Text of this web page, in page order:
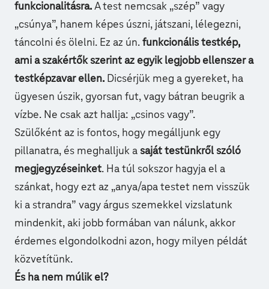
funkcionalitásra. A test nemcsak „szép” vagy
„csúnya”, hanem képes úszni, játszani, lélegezni,
táncolni és ölelni. Ez az ún. funkcionális testkép,
ami a szakértők szerint az egyik legjobb ellenszer a
testképzavar ellen. Dicsérjük meg a gyereket, ha
ügyesen úszik, gyorsan fut, vagy bátran beugrik a
vízbe. Ne csak azt hallja: „csinos vagy”.
Szülőként az is fontos, hogy megálljunk egy
pillanatra, és meghalljuk a saját testünkről szóló
megjegyzéseinket. Ha túl sokszor hagyja el a
szánkat, hogy ezt az „anya/apa testet nem visszük
ki a strandra” vagy árgus szemekkel vizslatunk
mindenkit, aki jobb formában van nálunk, akkor
érdemes elgondolkodni azon, hogy milyen példát
közvetítünk.
És ha nem múlik el?